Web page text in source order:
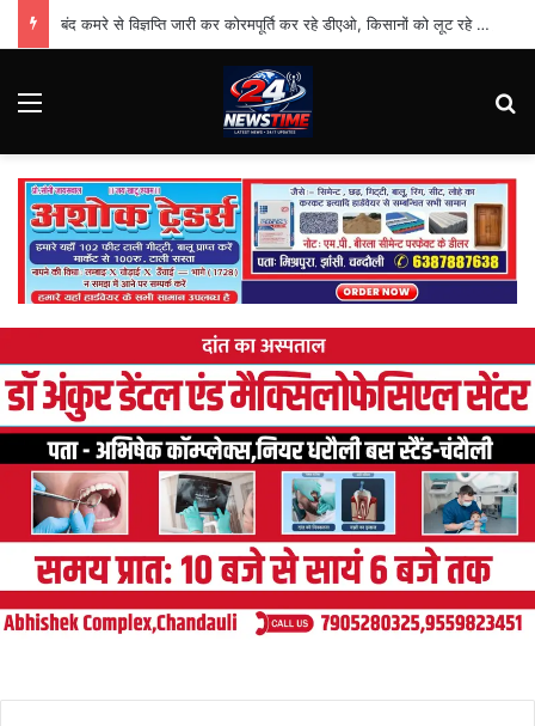
बंद कमरे से विज्ञप्ति जारी कर कोरमपूर्ति कर रहे डीएओ, किसानों को लूट रहे निजी दुकानदार
Menu